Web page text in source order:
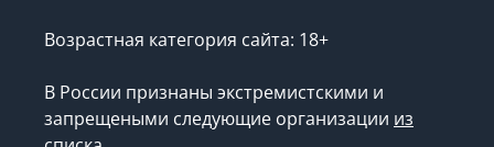
Возрастная категория сайта: 18+
В России признаны экстремистскими и
запрещеными следующие организации из